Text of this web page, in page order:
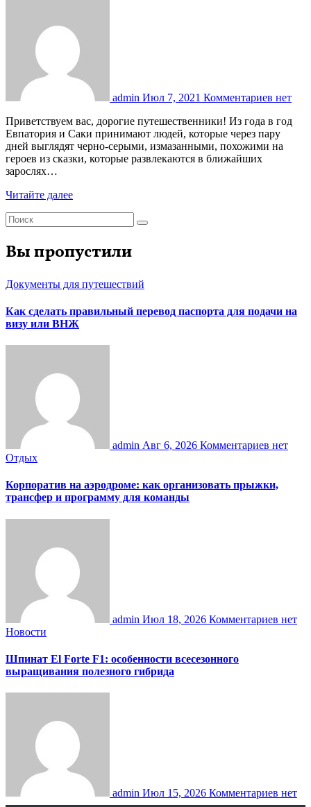
admin Июл 7, 2021 Комментариев нет
Приветствуем вас, дорогие путешественники! Из года в год
Евпатория и Саки принимают людей, которые через пару
дней выглядят черно-серыми, измазанными, похожими на
героев из сказки, которые развлекаются в ближайших
зарослях…
Читайте далее
Вы пропустили
Документы для путешествий
Как сделать правильный перевод паспорта для подачи на
визу или ВНЖ
admin Авг 6, 2026 Комментариев нет
Отдых
Корпоратив на аэродроме: как организовать прыжки,
трансфер и программу для команды
admin Июл 18, 2026 Комментариев нет
Новости
Шпинат El Forte F1: особенности всесезонного
выращивания полезного гибрида
admin Июл 15, 2026 Комментариев нет